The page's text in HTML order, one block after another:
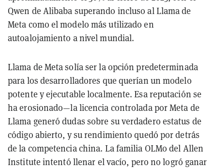
Qwen de Alibaba superando incluso al Llama de
Meta como el modelo más utilizado en
autoalojamiento a nivel mundial.
Llama de Meta solía ser la opción predeterminada
para los desarrolladores que querían un modelo
potente y ejecutable localmente. Esa reputación se
ha erosionado—la licencia controlada por Meta de
Llama generó dudas sobre su verdadero estatus de
código abierto, y su rendimiento quedó por detrás
de la competencia china. La familia OLMo del Allen
Institute intentó llenar el vacío, pero no logró ganar